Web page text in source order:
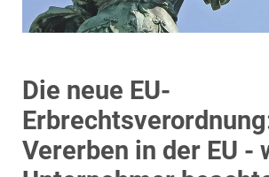
Die neue EU-
Vererben in der EU -